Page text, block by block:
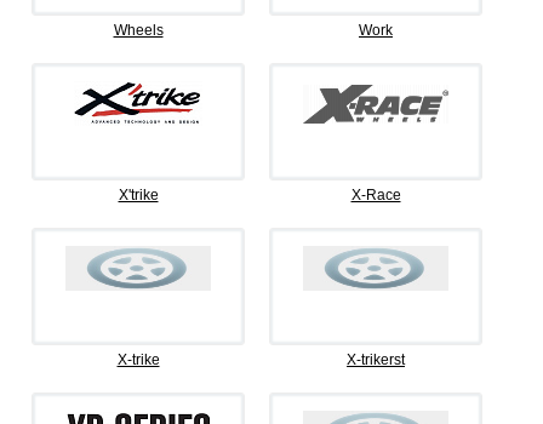
Wheels Work
X'trike X-Race
X-trike X-trikerst